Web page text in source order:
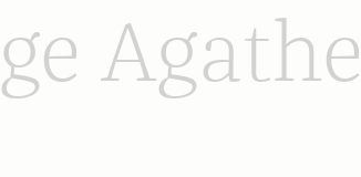
Agathe